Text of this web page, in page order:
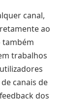
canal,
ao
também
trabalhos
de canais de
dos